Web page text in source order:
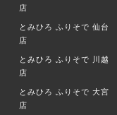
店
とみひろ ふりそで仙台
店
とみひろ ふりそで 川越
店
とみひろ ふりそで大宮
店